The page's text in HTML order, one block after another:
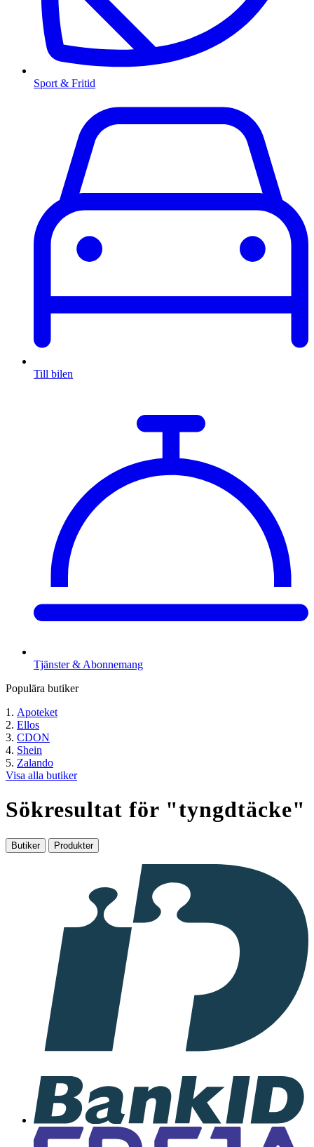
Sport & Fritid
Till bilen
Tjänster & Abonnemang
Populära butiker
Apoteket
Ellos
CDON
Shein
Zalando
Visa alla butiker
Sökresultat för "tyngdtäcke"
Butiker Produkter